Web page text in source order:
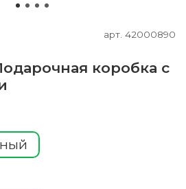
арт. 42000890
коробка с